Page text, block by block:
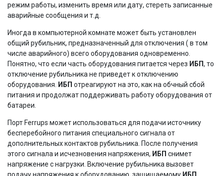
режим работы, изменить время или дату, стереть записанные
аварийные сообщения и т.д.
Иногда в компьютерной комнате может быть установлен
общий рубильник, предназначенный для отключения ( в том
числе аварийного) всего оборудования одновременно.
Понятно, что если часть оборудования питается через ИБП, то
отключение рубильника не приведет к отключению
оборудования.
ИБП отреагируют на это, как на обчный сбой
питания и продолжат поддерживать работу оборудования от
батареи.
Порт Ferrups может использоваться для подачи источнику
бесперебойного питания специального сигнала от
дополнительных контактов рубильника. После получения
этого сигнала и исчезновения напряжения, ИБП снимет
напряжение с нагрузки. Включение рубильника вызовет